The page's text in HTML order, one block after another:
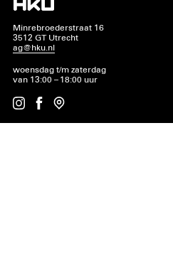
Minrebroederstraat 16
3512 GT Utrecht
ag@hku.nl
woensdag t/m zaterdag
van 13:00 – 18:00 uur